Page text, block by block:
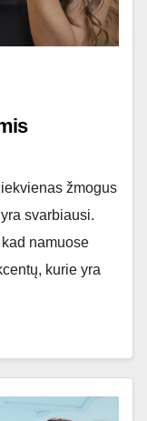
žmogus
svarbiausi.
namuose
kurie yra